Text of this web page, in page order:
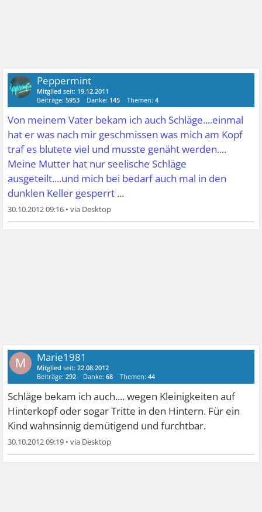
Peppermint
Mitglied seit: 19.12.2011
Beiträge:5953 Danke: 145 Themen:4
Von meinem Vater bekam ich auch Schläge....einmal
hat er was nach mir geschmissen was mich am Kopf
traf es blutete viel und musste genäht werden....
Meine Mutter hat nur seelische Schläge
ausgeteilt....und mich bei bedarf auch mal in den
dunklen Keller gesperrt ...
30.10.2012 09:16 •
M Marie1981
Mitglied seit:22.08.2012
Beiträge:292 Danke:68 Themen:44
Schläge bekam ich auch.... wegen Kleinigkeiten auf
Hinterkopf oder sogar Tritte in den Hintern. Für ein
Kind wahnsinnig demütigend und furchtbar.
30.10.2012 09:19 •